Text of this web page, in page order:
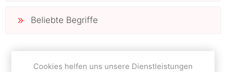
Beliebte Begriffe
Cookies helfen uns unsere Dienstleistungen